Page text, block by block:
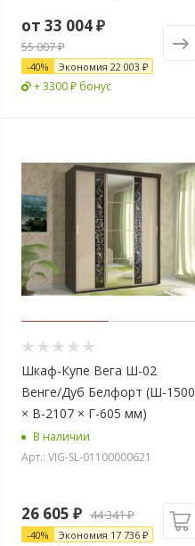
от 33 004 ₽
55 007 ₽
-40% Экономия 22 003 ₽
+ 3300 ₽ бонус
Шкаф-Купе Вега Ш-02
Венге/Дуб Белфорт (Ш-1500
× В-2107 × Г-605 мм)
В наличии
Арт.: VIG-SL-01100000621
26 605 ₽ 44 341₽
-40% Экономия 17 736₽